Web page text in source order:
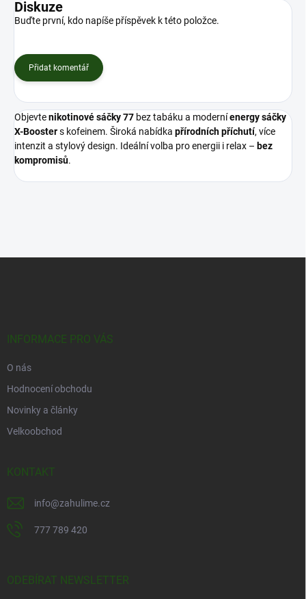
Diskuze
Buďte první, kdo napíše příspěvek k této položce.
Přidat komentář
Objevtenikotinové sáčky 77 bez tabáku a moderníenergy sáčky
X-Boosters kofeinem. Široká nabídka přírodních příchutí, více
intenzit a stylový design. Ideální volba pro energii i relax – bez
kompromisů.
INFORMACE PRO VÁS
O nás
Hodnocení obchodu
Novinky a články
Velkoobchod
KONTAKT
info@zahulime.cz
777 789 420
ODEBÍRAT NEWSLETTER